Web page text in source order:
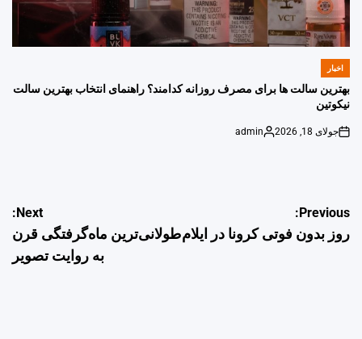
POSTED
اخبار
بهترین سالت ها برای مصرف روزانه کدامند؟ راهنمای انتخاب بهترین سالت
نیکوتین
on
جولای 18, 2026
Posted
admin
راهبری
نوشته
Previous:
روز بدون فوتی کرونا در ایلام
Next:
طولانی‌ترین ماه‌گرفتگی قرن
به روایت تصویر